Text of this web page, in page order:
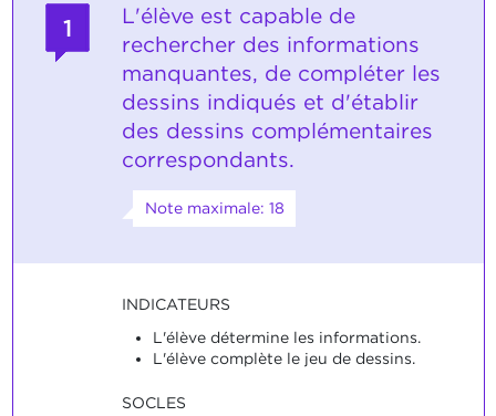
1
L'élève est capable de
rechercher des informations
manquantes, de compléter les
dessins indiqués et d'établir
des dessins complémentaires
correspondants.
Note maximale: 18
INDICATEURS
L'élève détermine les informations.
L'élève complète le jeu de dessins.
SOCLES